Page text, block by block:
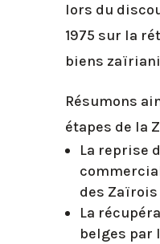
lors du
1975 sur la
biens
Résumons
étapes de la
La reprise
des Zaïrois
La
belges par